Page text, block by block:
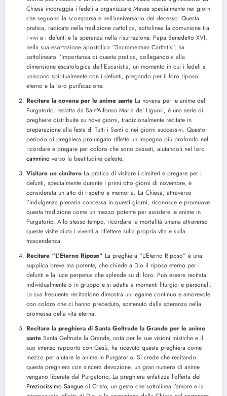
Chiesa incoraggia i fedeli a organizzare Messe specialmente nei giorni
che seguono la scomparsa e nell’anniversario del decesso. Questa
pratica, radicata nella tradizione cattolica, sottolinea la comunione tra
i vivi e i defunti e la speranza nella risurrezione. Papa Benedetto XVI,
nella sua esortazione apostolica “Sacramentum Caritatis”, ha
sottolineato l’importanza di questa pratica, collegandola alla
dimensione escatologica dell’Eucaristia, un momento in cui i fedeli si
uniscono spiritualmente con i defunti, pregando per il loro riposo
eterno e la loro purificazione.
Recitare la novena per le anime sante La novena per le anime del
Purgatorio, redatta da Sant’Alfonso Maria de’ Liguori, è una serie di
preghiere distribuite su nove giorni, tradizionalmente recitate in
preparazione alla festa di Tutti i Santi o nei giorni successivi. Questo
periodo di preghiera prolungato riflette un impegno più profondo nel
ricordare e pregare per coloro che sono passati, aiutandoli nel loro
cammino verso la beatitudine celeste.
Visitare un cimitero La pratica di visitare i cimiteri e pregare per i
defunti, specialmente durante i primi otto giorni di novembre, è
considerata un atto di rispetto e memoria. La Chiesa, attraverso
l’indulgenza plenaria concessa in questi giorni, riconosce e promuove
questa tradizione come un mezzo potente per assistere le anime in
Purgatorio. Allo stesso tempo, ricordare la mortalità umana attraverso
queste visite aiuta i viventi a riflettere sulla propria vita e sulla
trascendenza.
Recitare “L’Eterno Riposo” La preghiera “L’Eterno Riposo” è una
supplica breve ma potente, che chiede a Dio il riposo eterno per i
defunti e la luce perpetua che splende su di loro. Può essere recitata
individualmente o in gruppo e si adatta a momenti liturgici e personali.
La sua frequente recitazione dimostra un legame continuo e amorevole
con coloro che ci hanno preceduto, sostenuto dalla speranza nella
promessa della vita eterna.
Recitare la preghiera di Santa Geltrude la Grande per le anime
sante Santa Geltrude la Grande, nota per le sue visioni mistiche e il
suo intenso rapporto con Gesù, ha ricevuto questa preghiera come
mezzo per aiutare le anime in Purgatorio. Si crede che recitando
questa preghiera con sincera devozione, un gran numero di anime
vengano liberate dal Purgatorio. La preghiera enfatizza l’offerta del
Preziosissimo Sangue di Cristo, un gesto che sottolinea l’amore e la